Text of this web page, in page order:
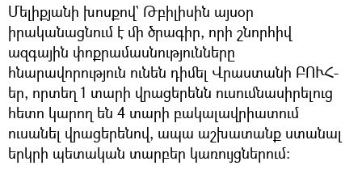
Մելիքյանի խոսքով` Թբիլիսին այսօր
իրականացնում է մի ծրագիր, որի շնորհիվ
ազգային փոքրամասնությունները
հնարավորություն ունեն դիմել Վրաստանի ԲՈՒՀ-
եր, որտեղ 1 տարի վրացերենն ուսումնասիրելուց
հետո կարող են 4 տարի բակալավրիատում
ուսանել վրացերենով, ապա աշխատանք ստանալ
երկրի պետական տարբեր կառույցներում։